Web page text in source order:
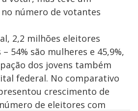
número de votantes
2,2 milhões eleitores
54% são mulheres e 45,9%,
dos jovens também
federal. No comparativo
crescimento de
de eleitores com